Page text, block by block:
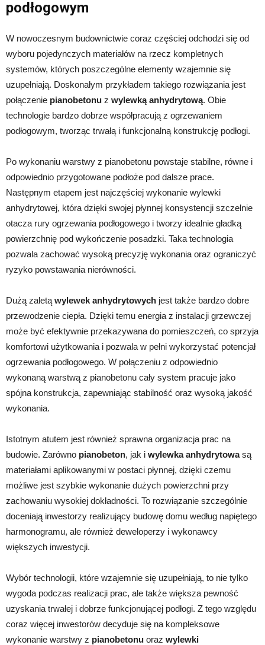
podłogowym
W nowoczesnym budownictwie coraz częściej odchodzi się od
wyboru pojedynczych materiałów na rzecz kompletnych
systemów, których poszczególne elementy wzajemnie się
uzupełniają. Doskonałym przykładem takiego rozwiązania jest
połączenie pianobetonu z wylewką anhydrytową. Obie
technologie bardzo dobrze współpracują z ogrzewaniem
podłogowym, tworząc trwałą i funkcjonalną konstrukcję podłogi.
Po wykonaniu warstwy z pianobetonu powstaje stabilne, równe i
odpowiednio przygotowane podłoże pod dalsze prace.
Następnym etapem jest najczęściej wykonanie wylewki
anhydrytowej, która dzięki swojej płynnej konsystencji szczelnie
otacza rury ogrzewania podłogowego i tworzy idealnie gładką
powierzchnię pod wykończenie posadzki. Taka technologia
pozwala zachować wysoką precyzję wykonania oraz ograniczyć
ryzyko powstawania nierówności.
Dużą zaletą wylewek anhydrytowych jest także bardzo dobre
przewodzenie ciepła. Dzięki temu energia z instalacji grzewczej
może być efektywnie przekazywana do pomieszczeń, co sprzyja
komfortowi użytkowania i pozwala w pełni wykorzystać potencjał
ogrzewania podłogowego. W połączeniu z odpowiednio
wykonaną warstwą z pianobetonu cały system pracuje jako
spójna konstrukcja, zapewniając stabilność oraz wysoką jakość
wykonania.
Istotnym atutem jest również sprawna organizacja prac na
budowie. Zarówno pianobeton, jak i wylewka anhydrytowasą
materiałami aplikowanymi w postaci płynnej, dzięki czemu
możliwe jest szybkie wykonanie dużych powierzchni przy
zachowaniu wysokiej dokładności. To rozwiązanie szczególnie
doceniają inwestorzy realizujący budowę domu według napiętego
harmonogramu, ale również deweloperzy i wykonawcy
większych inwestycji.
Wybór technologii, które wzajemnie się uzupełniają, to nie tylko
wygoda podczas realizacji prac, ale także większa pewność
uzyskania trwałej i dobrze funkcjonującej podłogi. Z tego względu
coraz więcej inwestorów decyduje się na kompleksowe
wykonanie warstwy z pianobetonu oraz wylewki